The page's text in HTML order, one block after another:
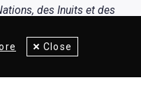
des Inuits et des
Close